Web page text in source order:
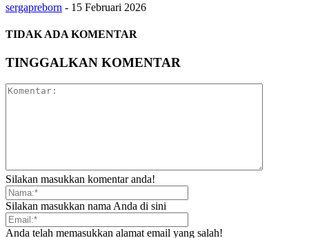
sergapreborn - 15 Februari 2026
TIDAK ADA KOMENTAR
TINGGALKAN KOMENTAR
Silakan masukkan komentar anda!
Silakan masukkan nama Anda di sini
Anda telah memasukkan alamat email yang salah!